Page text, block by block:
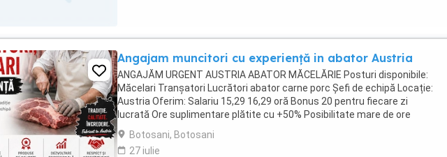
Angajam muncitori cu experiență in abator Austria
ANGAJĂM URGENT AUSTRIA ABATOR MĂCELĂRIE Posturi disponibile:
Măcelari Tranșatori Lucrători abator carne porc Șefi de echipă Locație:
Austria Oferim: Salariu 15,29 16,29 oră Bonus 20 pentru fiecare zi
lucrată Ore suplimentare plătite cu +50% Posibilitate mare de ore
suplimentare Al ...
Botosani, Botosani
27 iulie